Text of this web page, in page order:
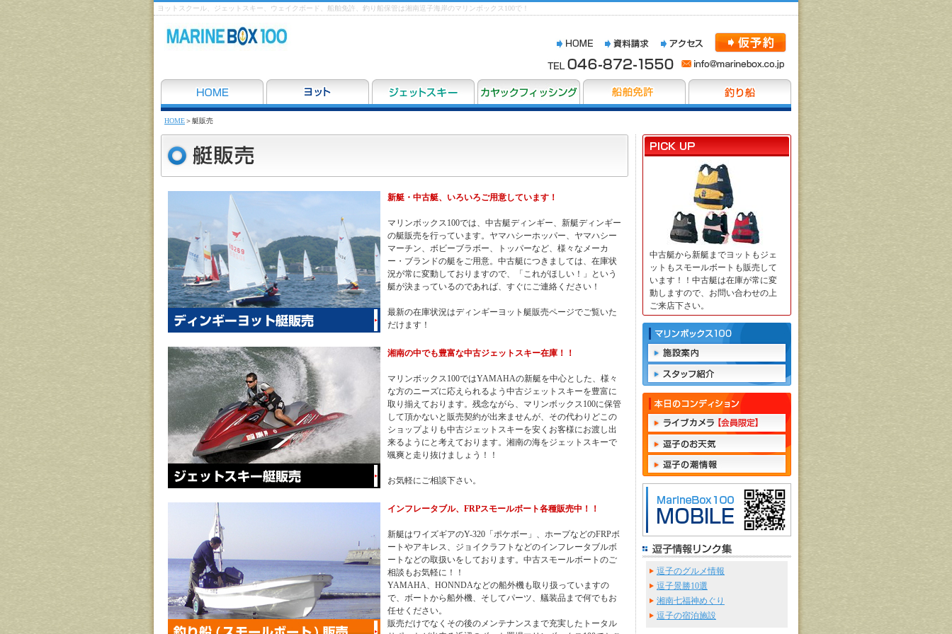
ヨットスクール、ジェットスキー、ウェイクボード、船舶免許、釣り船保管は湘南逗子海岸のマリンボックス100で！
HOME＞艇販売
新艇・中古艇、いろいろご用意しています！
マリンボックス100では、中古艇ディンギー、新艇ディンギー
の艇販売を行っています。ヤマハシーホッパー、ヤマハシー
マーチン、ボビーブラボー、トッパーなど、様々なメーカ
ー・ブランドの艇をご用意。中古艇につきましては、在庫状
況が常に変動しておりますので、「これがほしい！」という
艇が決まっているのであれば、すぐにご連絡ください！
最新の在庫状況はディンギーヨット艇販売ページでご覧いた
だけます！
湘南の中でも豊富な中古ジェットスキー在庫！！
マリンボックス100ではYAMAHAの新艇を中心とした、様々
な方のニーズに応えられるよう中古ジェットスキーを豊富に
取り揃えております。残念ながら、マリンボックス100に保管
して頂かないと販売契約が出来ませんが、その代わりどこの
ショップよりも中古ジェットスキーを安くお客様にお渡し出
来るようにと考えております。湘南の海をジェットスキーで
颯爽と走り抜けましょう！！
お気軽にご相談下さい。
インフレータブル、FRPスモールボート各種販売中！！
新艇はワイズギアのY-320「ポケボー」、ホープなどのFRPボ
ートやアキレス、ジョイクラフトなどのインフレータブルボ
ートなどの取扱いをしております。中古スモールボートのご
相談もお気軽に！！
YAMAHA、HONNDAなどの船外機も取り扱っていますの
で、ボートから船外機、そしてパーツ、艤装品まで何でもお
任せください。
販売だけでなくその後のメンテナンスまで充実したトータル
中古艇から新艇までヨットもジェ
ットもスモールボートも販売して
います！！中古艇は在庫が常に変
動しますので、お問い合わせの上
ご来店下さい。
逗子のグルメ情報
逗子景勝10選
湘南七福神めぐり
逗子の宿泊施設